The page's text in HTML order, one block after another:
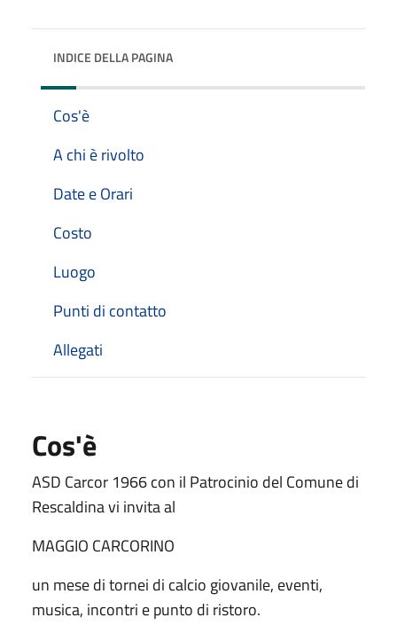
INDICE DELLA PAGINA
Cos'è
A chi è rivolto
Date e Orari
Costo
Luogo
Punti di contatto
Allegati
Cos'è
ASD Carcor 1966 con il Patrocinio del Comune di
Rescaldina vi invita al
MAGGIO CARCORINO
un mese di tornei di calcio giovanile, eventi,
musica, incontri e punto di ristoro.